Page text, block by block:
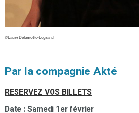
©Laure Delamotte-Legrand
Par la compagnie Akté
RESERVEZ VOS BILLETS
Date : Samedi 1er février